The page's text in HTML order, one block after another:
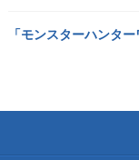
「モンスターハンタ